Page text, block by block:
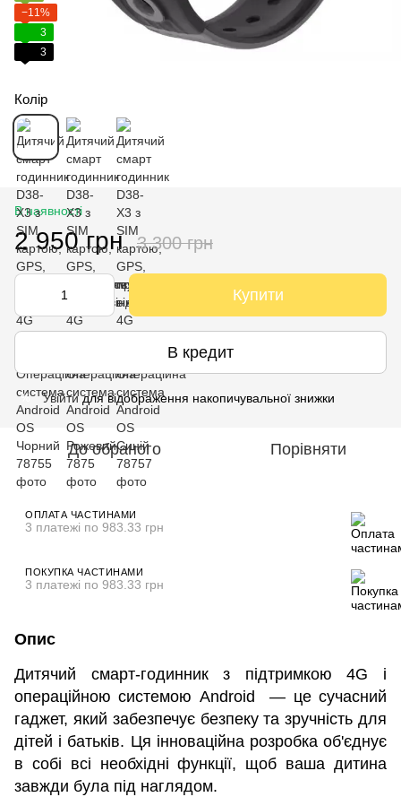
−11%
3
3
Колір
В наявності
2 950 грн 3 300 грн
Купити
В кредит
% Увійтидля відображення накопичувальної знижки
До обраного Порівняти
ОПЛАТА ЧАСТИНАМИ
3 платежі по 983.33 грн
ПОКУПКА ЧАСТИНАМИ
3 платежі по 983.33 грн
Опис
Дитячий смарт-годинник з підтримкою 4G і
операційною системою Android — це сучасний
гаджет, який забезпечує безпеку та зручність для
дітей і батьків. Ця інноваційна розробка об'єднує
в собі всі необхідні функції, щоб ваша дитина
завжди була під наглядом.